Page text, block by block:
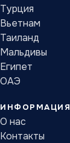
Турция
Вьетнам
Таиланд
Мальдивы
Египет
ОАЭ
ИНФОРМАЦИЯ
О нас
Контакты